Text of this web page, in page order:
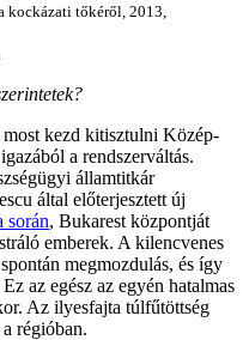
kockázati tőkéről, 2013,
kezd kitisztulni Közép-
a rendszerváltás.
államtitkár
által előterjesztett új
során, Bukarest központját
emberek. A kilencvenes
megmozdulás, és így
az egész az egyén hatalmas
Az ilyesfajta túlfűtöttség
régióban.